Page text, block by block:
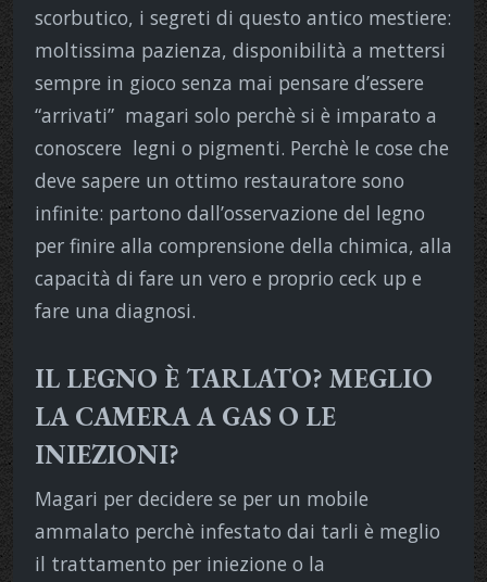
scorbutico, i segreti di questo antico mestiere:
moltissima pazienza, disponibilità a mettersi
sempre in gioco senza mai pensare d’essere
“arrivati” magari solo perchè si è imparato a
conoscere legni o pigmenti. Perchè le cose che
deve sapere un ottimo restauratore sono
infinite: partono dall’osservazione del legno
per finire alla comprensione della chimica, alla
capacità di fare un vero e proprio ceck up e
fare una diagnosi.
IL LEGNO È TARLATO? MEGLIO
LA CAMERA A GAS O LE
INIEZIONI?
Magari per decidere se per un mobile
ammalato perchè infestato dai tarli è meglio
il trattamento per iniezione o la